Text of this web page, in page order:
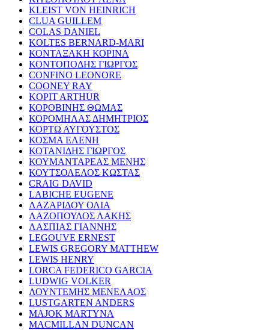
KLEIST VON HEINRICH
CLUA GUILLEM
COLAS DANIEL
KOLTES BERNARD-MARI
ΚΟΝΤΑΞΑΚΗ ΚΟΡΙΝΑ
ΚΟΝΤΟΠΟΔΗΣ ΓΙΩΡΓΟΣ
CONFINO LEONORE
COONEY RAY
KOPIT ARTHUR
ΚΟΡΟΒΙΝΗΣ ΘΩΜΑΣ
ΚΟΡΟΜΗΛΑΣ ΔΗΜΗΤΡΙΟΣ
ΚΟΡΤΩ ΑΥΓΟΥΣΤΟΣ
ΚΟΣΜΑ ΕΛΕΝΗ
ΚΟΤΑΝΙΔΗΣ ΓΙΩΡΓΟΣ
ΚΟΥΜΑΝΤΑΡΕΑΣ ΜΕΝΗΣ
ΚΟΥΤΣΟΛΕΛΟΣ ΚΩΣΤΑΣ
CRAIG DAVID
LABICHE EUGENE
ΛΑΖΑΡΙΔΟΥ ΟΛΙΑ
ΛΑΖΟΠΟΥΛΟΣ ΛΑΚΗΣ
ΛΑΣΠΙΑΣ ΓΙΑΝΝΗΣ
LEGOUVE ERNEST
LEWIS GREGORY MATTHEW
LEWIS HENRY
LORCA FEDERICO GARCIA
LUDWIG VOLKER
ΛΟΥΝΤΕΜΗΣ ΜΕΝΕΛΑΟΣ
LUSTGARTEN ANDERS
MAJOK MARTYNA
MACMILLAN DUNCAN